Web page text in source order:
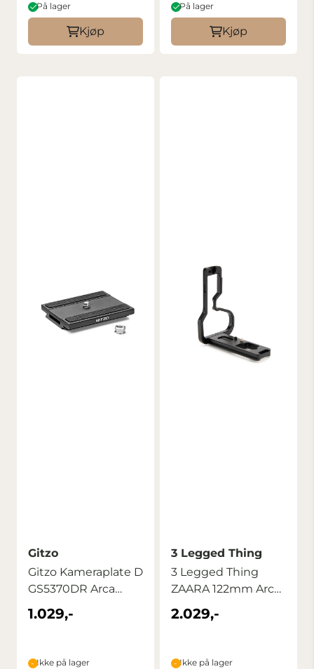
På lager
Kjøp
På lager
Kjøp
Gitzo
Gitzo Kameraplate D
GS5370DR Arca
Standard ...
1.029,-
Ikke på lager
3 Legged Thing
3 Legged Thing
ZAARA 122mm Arca
L-Bracket ...
2.029,-
Ikke på lager